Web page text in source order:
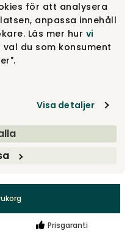
för att analysera
anpassa innehåll
Läs mer hur vi
val du som konsument
Visa detaljer
10 835 kr
10 835 kr
+1
Prisgaranti